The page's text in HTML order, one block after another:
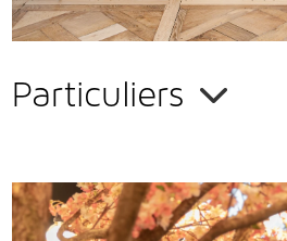
Particuliers
Restaurants, hôtels,magasins…les
aussi, besoin de conseils pour
un univers esthétique, fonctionnel et